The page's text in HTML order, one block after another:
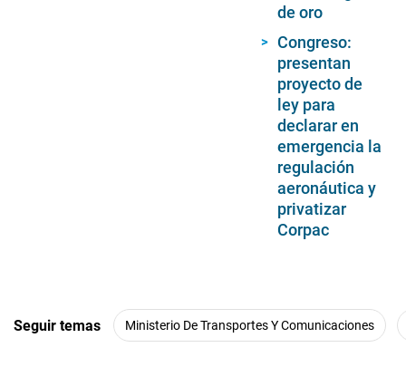
de oro
Congreso:
presentan
proyecto de
ley para
declarar en
emergencia la
regulación
aeronáutica y
privatizar
Corpac
Seguir temas Ministerio De Transportes Y Comunicaciones